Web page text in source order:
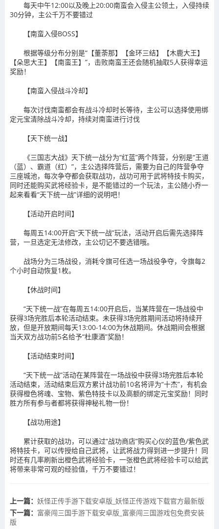
每天中午12:00以及晚上20:00南蛮会入侵主公领土，入侵持续
30分钟，主公千万不要错过
【南蛮入侵BOSS】
根据等级分布分别是“【董荼那】【金环三结】【木鹿大王】
【朵思大王】【南蛮王】”，击败南蛮王还会随机抽取5人获得幸运
奖励！
【南蛮入侵战斗冷却】
每次讨伐南蛮都会有战斗冷却时长等待，主公可以选择使用绑
定元宝清除战斗冷却，持续对南蛮进行讨伐
【天下统一战】
《三国志大战》天下统一战分为“红蓝”两个阵营，分别是“王道
（蓝）、霸道（红）”，主公选择阵营后，需要为自己的阵营争夺
三座城池，每次争夺都会获取战功，战功可用于武将特技卡购买，
同时还能购买武将经验卡，是不能错过的一个玩法，主公随小乔一
起来看看“天下统一战”详细的说明吧！
【活动开启时间】
每周五14:00开启“天下统一战”玩法，活动开启后需先选择阵
营，一旦选定无法修改，主公切记不要选错哦。
战场分为三场战役，消耗令旗可任选一场战役争夺，令旗每2
个小时自动恢复1枚。
【休战时间】
“天下统一战”在每周五14:00开启后，当某阵营在一场战役中
获得3场完胜后本轮活动结束。未获得3场完胜期间活动将持续开
放，但是开放期间每天13:00-14:00为休战期间。休战期间会根据
当天双方战功前5名给予“杜康酒”奖励！
【活动结束时间】
“天下统一战”活动在某阵营在一场战役中获得3场完胜后本轮
活动结束，活动结束后双方累计战功前10名将评为“十杰”，有机会
获得橙色将魂、宝物、紫色特技卡以及高额的绑定元宝奖励！同时
胜方所有参与者都将获得神秘礼物一份！
【战功用途】
累计获取的战功，可以通过“战功商店”购买心仪的蓝色/紫色武
将特技卡，可以传授给自己武将，让武将战力得到进一步提升！同
时还有几率刷新出橙色武将经验卡，一张橙色武将经验卡可以给武
将带来非常可观的经验值，千万不要错过！
上一篇： ​妖怪正传手游下载安卓版_妖怪正传游戏下载官方最新版
下一篇： ​富豪闯三国手游下载安卓版_富豪闯三国游戏包免费安装
版